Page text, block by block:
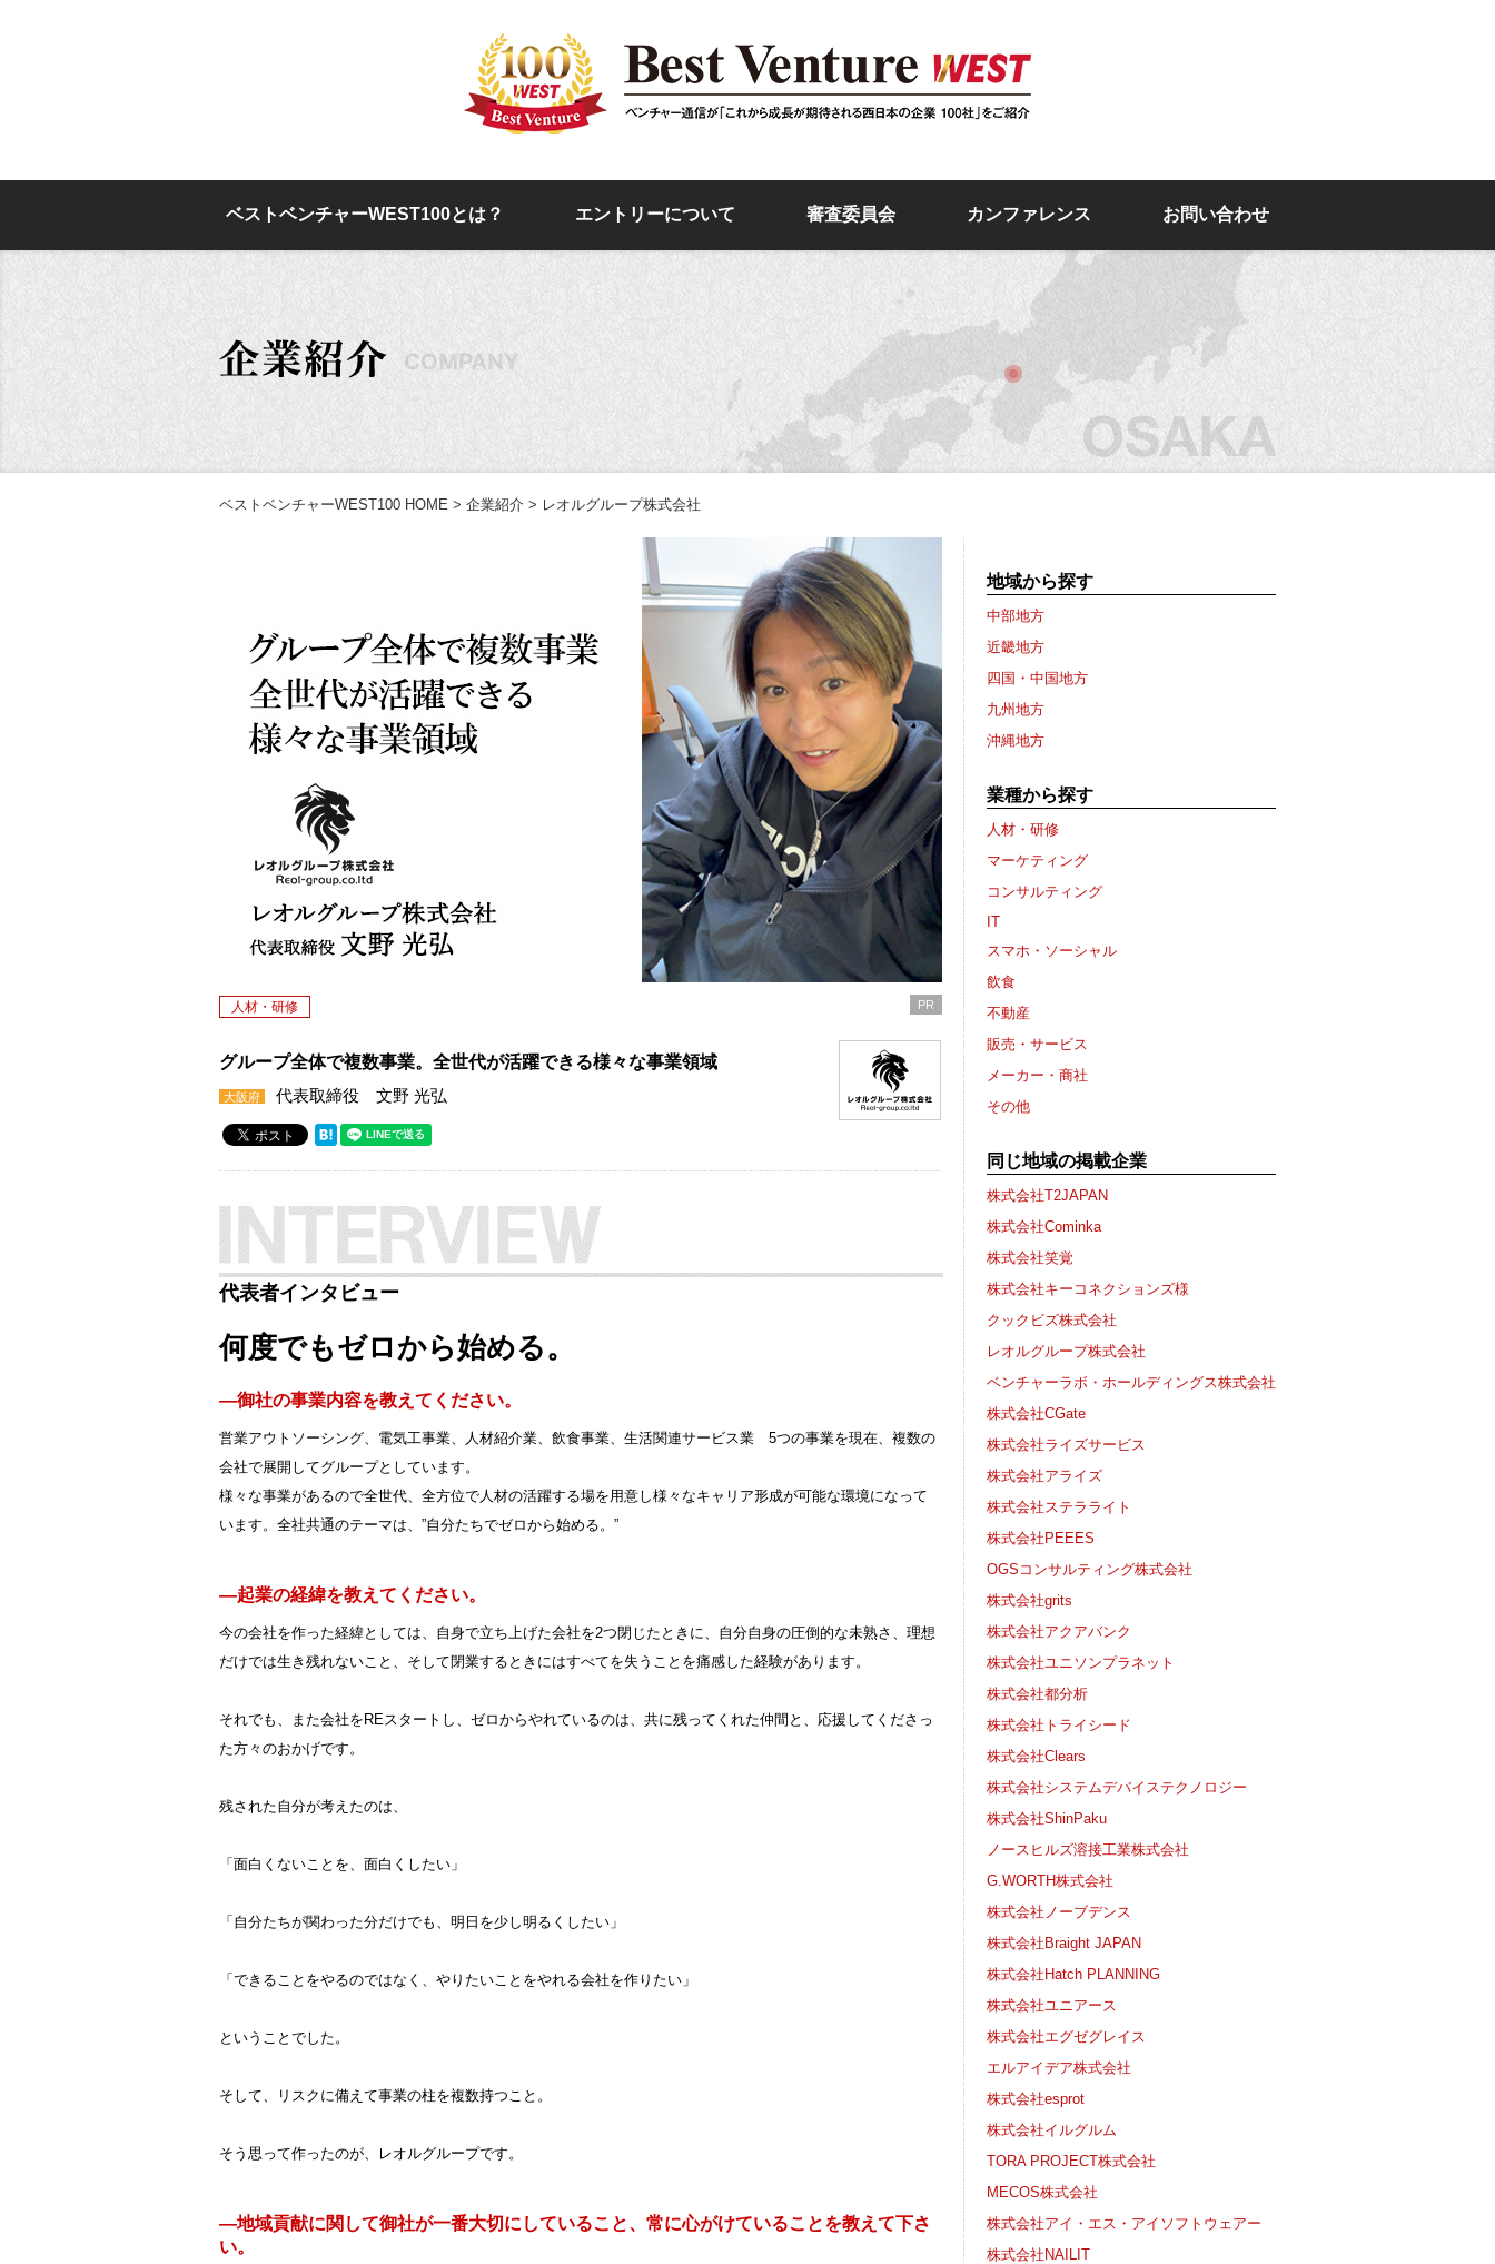
ベストベンチャーWEST100とは？ エントリーについて 審査委員会 カンファレンス お問い合わせ
ベストベンチャーWEST100 HOME > 企業紹介 > レオルグループ株式会社
人材・研修 PR
グループ全体で複数事業。全世代が活躍できる様々な事業領域
大阪府 代表取締役 文野 光弘
代表者インタビュー
何度でもゼロから始める。
―御社の事業内容を教えてください。
営業アウトソーシング、電気工事業、人材紹介業、飲食事業、生活関連サービス業 5つの事業を現在、複数の
会社で展開してグループとしています。
様々な事業があるので全世代、全方位で人材の活躍する場を用意し様々なキャリア形成が可能な環境になって
います。全社共通のテーマは、”自分たちでゼロから始める。”
―起業の経緯を教えてください。
今の会社を作った経緯としては、自身で立ち上げた会社を2つ閉じたときに、自分自身の圧倒的な未熟さ、理想
だけでは生き残れないこと、そして閉業するときにはすべてを失うことを痛感した経験があります。
それでも、また会社をREスタートし、ゼロからやれているのは、共に残ってくれた仲間と、応援してくださっ
た方々のおかげです。
残された自分が考えたのは、
「面白くないことを、面白くしたい」
「自分たちが関わった分だけでも、明日を少し明るくしたい」
「できることをやるのではなく、やりたいことをやれる会社を作りたい」
ということでした。
そして、リスクに備えて事業の柱を複数持つこと。
そう思って作ったのが、レオルグループです。
―地域貢献に関して御社が一番大切にしていること、常に心がけていることを教えて下さ
い。
地域から探す
中部地方
近畿地方
四国・中国地方
九州地方
沖縄地方
業種から探す
人材・研修
マーケティング
コンサルティング
IT
スマホ・ソーシャル
飲食
不動産
販売・サービス
メーカー・商社
その他
同じ地域の掲載企業
株式会社T2JAPAN
株式会社Cominka
株式会社笑覚
株式会社キーコネクションズ様
クックビズ株式会社
レオルグループ株式会社
ベンチャーラボ・ホールディングス株式会社
株式会社CGate
株式会社ライズサービス
株式会社アライズ
株式会社ステラライト
株式会社PEEES
OGSコンサルティング株式会社
株式会社grits
株式会社アクアバンク
株式会社ユニソンプラネット
株式会社都分析
株式会社トライシード
株式会社Clears
株式会社システムデバイステクノロジー
株式会社ShinPaku
ノースヒルズ溶接工業株式会社
G.WORTH株式会社
株式会社ノーブデンス
株式会社Braight JAPAN
株式会社Hatch PLANNING
株式会社ユニアース
株式会社エグゼグレイス
エルアイデア株式会社
株式会社esprot
株式会社イルグルム
TORA PROJECT株式会社
MECOS株式会社
株式会社アイ・エス・アイソフトウェアー
株式会社NAILIT